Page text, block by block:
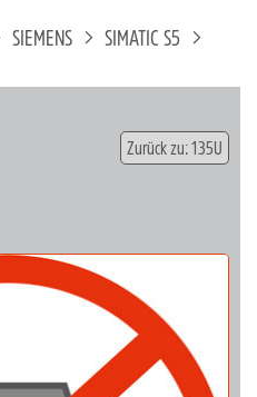
SIEMENS
SIMATIC S5
Zurück zu: 135U